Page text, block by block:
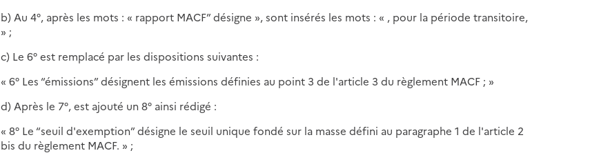
b) Au 4°, après les mots : « rapport MACF” désigne », sont insérés les mots : « , pour la période transitoire,
» ;
c) Le 6° est remplacé par les dispositions suivantes :
« 6° Les “émissions” désignent les émissions définies au point 3 de l'article 3 du règlement MACF ; »
d) Après le 7°, est ajouté un 8° ainsi rédigé :
« 8° Le “seuil d'exemption” désigne le seuil unique fondé sur la masse défini au paragraphe 1 de l'article 2
bis du règlement MACF. » ;